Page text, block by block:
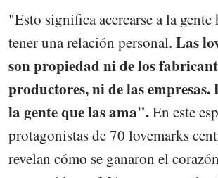
"Esto significa acercarse a la gente
tener una relación personal. Las
son propiedad ni de los
productores, ni de las empresas.
la gente que las ama".En este
protagonistas de 70 lovemarks
revelan cómo se ganaron el